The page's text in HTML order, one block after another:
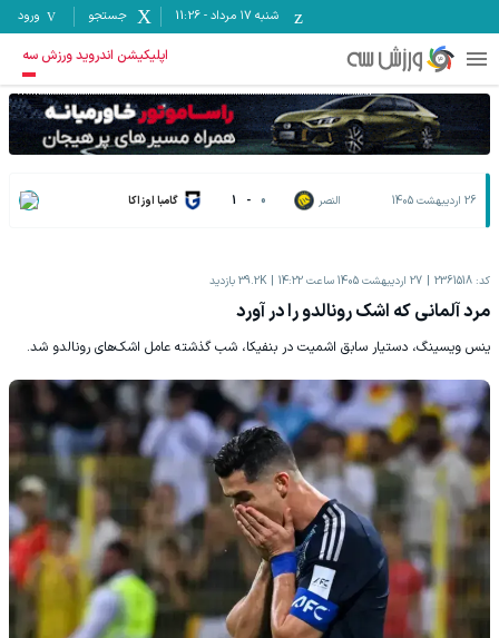
شنبه ۱۷ مرداد -
11:26 جستجو ورود
اپلیکیشن اندروید ورزش سه
26 اردیبهشت 1405 النصر 0
-
1 گامبا اوزاکا
کد: 2361518 27 اردیبهشت 1405 ساعت 14:22 39.2K بازدید
مرد آلمانی که اشک رونالدو را در آورد
ینس ویسینگ، دستیار سابق اشمیت در بنفیکا، شب گذشته عامل اشک‌های رونالدو شد.